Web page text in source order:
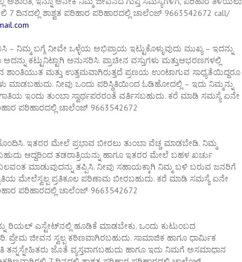
ದಿನದಲ್ಲಿ ಶಾಶ್ವತ ಪರಿಹಾರ ಪರಿಹಾರದಲ್ಲಿ ಚಾಲೆಂಜ್ 9663542672 call/
– ನಿಮ್ಮ ಬಗ್ಗೆ ನೀವೇ ಒಳ್ಳೆಯ ಅಭಿಪ್ರಾಯ ಇಟ್ಟುಕೊಳ್ಳುವುದು ಮುಖ್ಯ – ಇದನ್ನು
ಕಟ್ಟುನಿಟ್ಟಾಗಿ ಅನುಸರಿಸಿ. ಪ್ರಾಚೀನ ವಸ್ತುಗಳು ಮತ್ತುಆಭರಣಗಳಲ್ಲಿ
ಶಾಂತಿಯುತ ಮತ್ತು ಉತ್ತಮವಾಗಿರುತ್ತದೆ ಪ್ರಣಯ ಉಂಟಾಗುವ ಸಾಧ್ಯತೆಯಿದ್ದರೂ
ಮಾಡಬಹುದು. ನೀವು ಒಂದು ಪರಿಸ್ಥಿತಿಯಿಂದ ಓಡಿಹೋದಲ್ಲಿ – ಇದು ನಿಮ್ಮನ್ನು
ಇಂದು ತುಂಬಾ ಸ್ವಾರ್ಥಪರರಂತೆ ವರ್ತಿಸಬಹುದು. ಕರೆ ಮಾಡಿ ಸಮಸ್ಯೆ ಏನೇ
ಪರಿಹಾರದಲ್ಲಿ ಚಾಲೆಂಜ್ 9663542672
ಇತರರ ಮೇಲೆ ಪ್ರಭಾವ ಬೀರಲು ತುಂಬಾ ವೆಚ್ಚ ಮಾಡಬೇಡಿ. ನಿಮ್ಮ
ಆದ್ದರಿಂದ ತಡರಾತ್ರಿಯನ್ನು ಹಾಗೂ ಇತರರ ಮೇಲೆ ಬಹಳ ಖರ್ಚು
ಮಾಡುವುದನ್ನು ತಪ್ಪಿಸಿ. ನೀವು ಸಹಾಯಕ್ಕಾಗಿ ನಿಮ್ಮ ಬಳಿ ಬರುವ ಜನರಿಗೆ
ಮೇಲೆಸ್ವಲ್ಪ ಪ್ರತಿಕೂಲ ಪರಿಣಾಮ ಬೀರಬಹುದು. ಕರೆ ಮಾಡಿ ಸಮಸ್ಯೆ ಏನೇ
ಪರಿಹಾರದಲ್ಲಿ ಚಾಲೆಂಜ್ 9663542672
ರಿಯಲ್ ಎಸ್ಟೇಟ್‌ನಲ್ಲಿ ಹೂಡಿಕೆ ಮಾಡಬೇಕು. ಒಂದು ಕುಟುಂಬದ
ಪ್ರೇಮ ಜೀವನ ಸ್ವಲ್ಪ ಕಠಿಣವಾಗಿರಬಹುದು. ಸಾಮಾಜಿಕ ಹಾಗೂ ಧಾರ್ಮಿಕ
ತನ್ನಸ್ನೇಹಿತರು ಜೊತೆ ವ್ಯಸ್ತವಾಗಬಹುದು ಹಾಗೂ ಇದು ನಿಮಗೆ ಅಸಮಾಧಾನ